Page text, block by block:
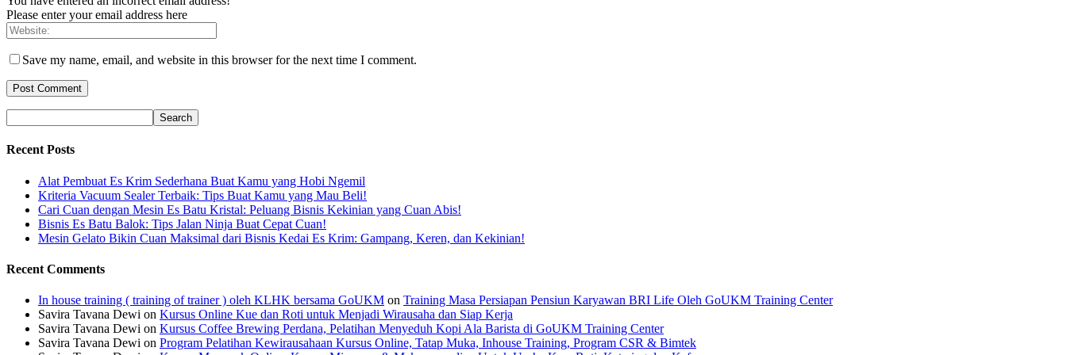
Please enter your email address here
Save my name, email, and website in this browser for the next time I comment.
Recent Posts
Alat Pembuat Es Krim Sederhana Buat Kamu yang Hobi Ngemil
Kriteria Vacuum Sealer Terbaik: Tips Buat Kamu yang Mau Beli!
Cari Cuan dengan Mesin Es Batu Kristal: Peluang Bisnis Kekinian yang Cuan Abis!
Bisnis Es Batu Balok: Tips Jalan Ninja Buat Cepat Cuan!
Mesin Gelato Bikin Cuan Maksimal dari Bisnis Kedai Es Krim: Gampang, Keren, dan Kekinian!
Recent Comments
In house training ( training of trainer ) oleh KLHK bersama GoUKM on Training Masa Persiapan Pensiun Karyawan BRI Life Oleh GoUKM Training Center
Savira Tavana Dewi on Kursus Online Kue dan Roti untuk Menjadi Wirausaha dan Siap Kerja
Savira Tavana Dewi on Kursus Coffee Brewing Perdana, Pelatihan Menyeduh Kopi Ala Barista di GoUKM Training Center
Savira Tavana Dewi on Program Pelatihan Kewirausahaan Kursus Online, Tatap Muka, Inhouse Training, Program CSR & Bimtek